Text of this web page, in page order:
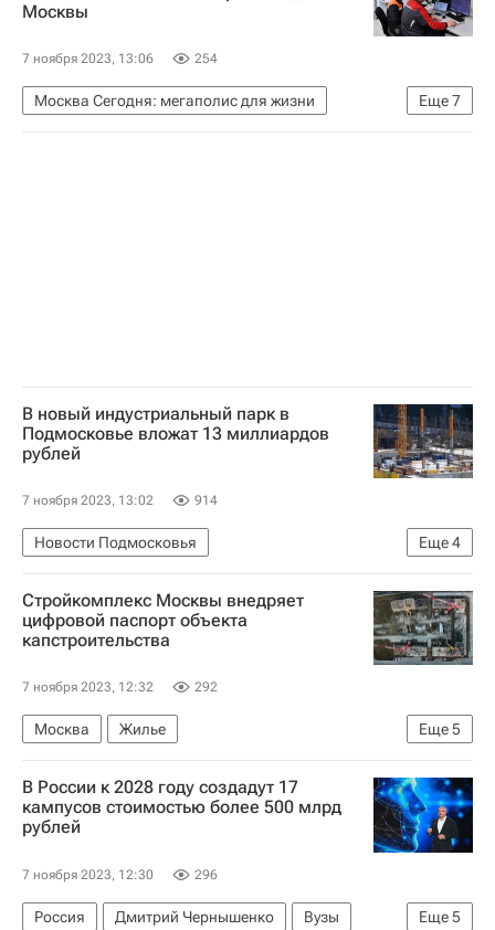
Москвы
7 ноября 2023, 13:06 254
Еще7
Москва Сегодня: мегаполис для жизни
Москва
Городское хозяйство Москвы
В новый индустриальный парк в
Подмосковье вложат 13 миллиардов
рублей
7 ноября 2023, 13:02 914
Еще4
Новости Подмосковья
Коммерческая недвижимость
Московская область (Подмосковье)
Radius Group
Москва
Стройкомплекс Москвы внедряет
цифровой паспорт объекта
капстроительства
7 ноября 2023, 12:32 292
Еще5
Москва
Жилье
Новомосковский административный округ
Сергей Левкин
Стройкомплекс
Строим просто: сокращение админбарьеров в строительстве
Цифровизация
В России к 2028 году создадут 17
кампусов стоимостью более 500 млрд
рублей
7 ноября 2023, 12:30 296
Еще5
Россия Дмитрий Чернышенко
Вузы